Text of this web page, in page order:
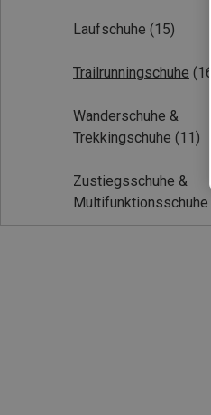
Laufschuhe (15)
Trailrunningschuhe (16)
Wanderschuhe &
Trekkingschuhe (11)
Zustiegsschuhe &
Multifunktionsschuhe